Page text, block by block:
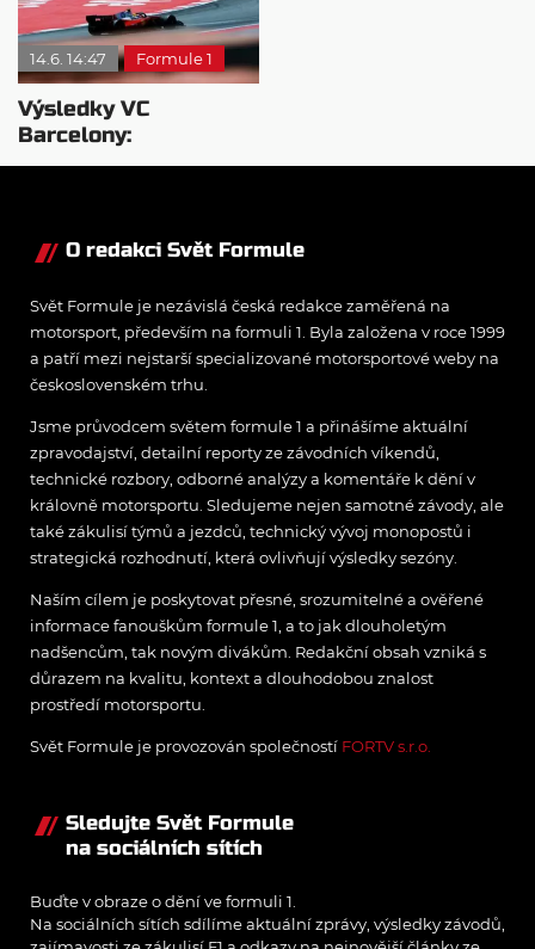
14.6. 14:47 Formule 1
Výsledky VC
Barcelony:
Hamiltonova první
O redakci Svět Formule
Svět Formule je nezávislá česká redakce zaměřená na
motorsport, především na formuli 1. Byla založena v roce 1999
a patří mezi nejstarší specializované motorsportové weby na
československém trhu.
Jsme průvodcem světem formule 1 a přinášíme aktuální
zpravodajství, detailní reporty ze závodních víkendů,
technické rozbory, odborné analýzy a komentáře k dění v
královně motorsportu. Sledujeme nejen samotné závody, ale
také zákulisí týmů a jezdců, technický vývoj monopostů i
strategická rozhodnutí, která ovlivňují výsledky sezóny.
Naším cílem je poskytovat přesné, srozumitelné a ověřené
informace fanouškům formule 1, a to jak dlouholetým
nadšencům, tak novým divákům. Redakční obsah vzniká s
důrazem na kvalitu, kontext a dlouhodobou znalost
prostředí motorsportu.
Svět Formule je provozován společností FORTV s.r.o.
Sledujte Svět Formule
na sociálních sítích
Buďte v obraze o dění ve formuli 1.
Na sociálních sítích sdílíme aktuální zprávy, výsledky závodů,